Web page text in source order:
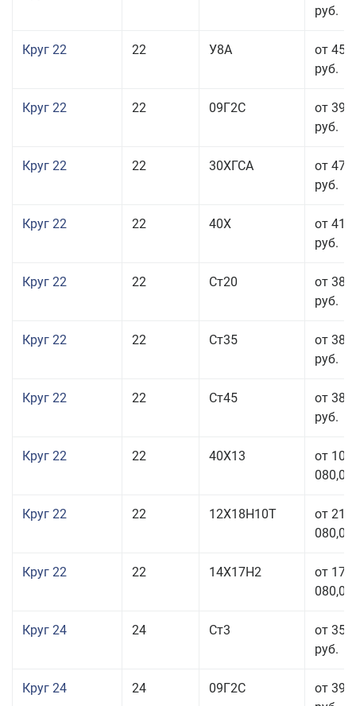
руб.
Круг 22 22 У8А
от 45
руб.
Круг 22 22 09Г2С
от 39
руб.
Круг 22 22 30ХГСА
от 47
руб.
Круг 22 22 40Х
от 41
руб.
Круг 22 22 Ст20
от 38
руб.
Круг 22 22 Ст35
от 38
руб.
Круг 22 22 Ст45
от 38
руб.
Круг 22 22 40Х13
от 103
080,00
Круг 22 22 12Х18Н10Т
от 210
080,00
Круг 22 22 14Х17Н2
от 175
080,00
Круг 24 24 Ст3
от 35
руб.
Круг 24 24 09Г2С
от 39